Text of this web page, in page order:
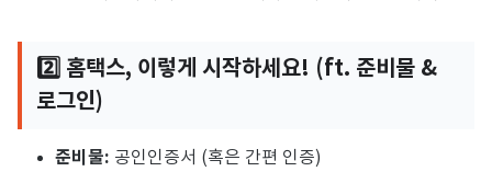
2️⃣ 홈택스, 이렇게 시작하세요! (ft. 준비물 &
로그인)
준비물: 공인인증서 (혹은 간편 인증)